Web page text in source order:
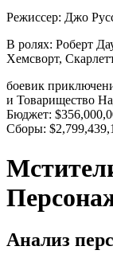
Режиссер: Джо
В ролях: Роберт
Хемсворт,
боевик
и Товарищество
Бюджет:
Сборы:
Анализ